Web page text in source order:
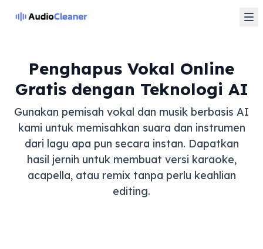
Penghapus Vokal Online
Gratis dengan Teknologi AI
Gunakan pemisah vokal dan musik berbasis AI
kami untuk memisahkan suara dan instrumen
dari lagu apa pun secara instan. Dapatkan
hasil jernih untuk membuat versi karaoke,
acapella, atau remix tanpa perlu keahlian
editing.